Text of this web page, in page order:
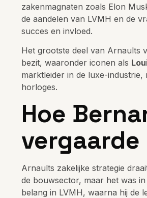
zakenmagnaten zoals Elon
de aandelen van LVMH en de
succes en invloed.
Het grootste deel van Arnaults
bezit, waaronder iconen als
marktleider in de luxe-industrie,
horloges.
Hoe
vergaarde
Arnaults zakelijke strategie
de bouwsector, maar het was
belang in LVMH, waarna hij de